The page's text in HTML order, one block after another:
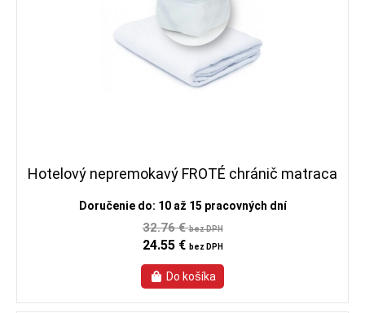
Hotelový nepremokavý FROTÉ chránič matraca
Doručenie do: 10 až 15 pracovných dní
32.76 €bez DPH
24.55 € bez DPH